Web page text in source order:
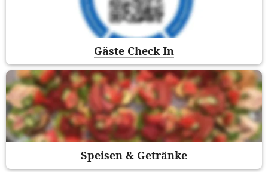
Gäste Check In
Speisen & Getränke